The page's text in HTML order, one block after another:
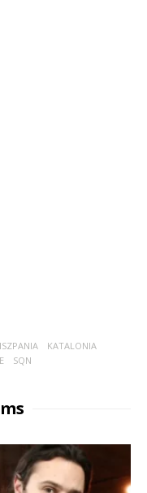
KATALONIA
SQN